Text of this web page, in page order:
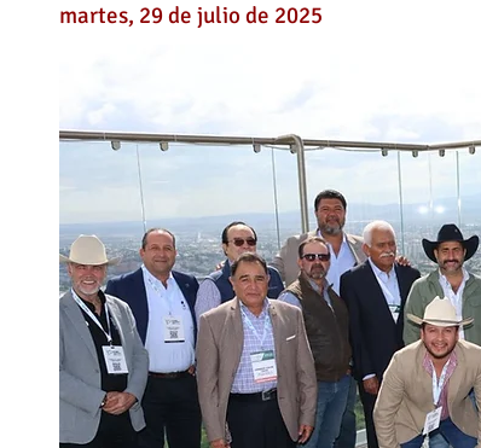
martes, 29 de julio de 2025